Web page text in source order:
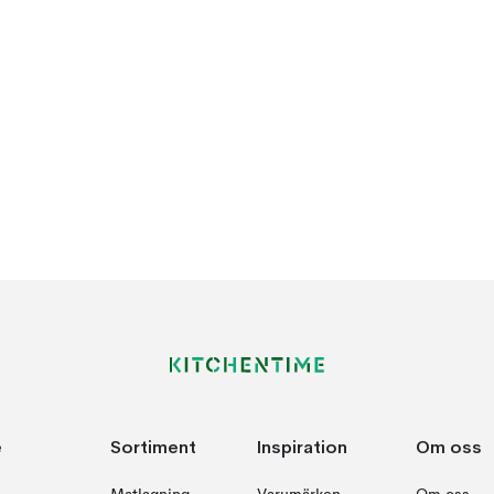
Sortiment Inspiration Om oss